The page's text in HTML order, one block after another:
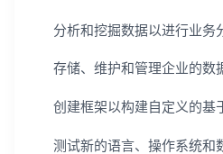
分析和挖掘数据以进行业务
存储、维护和管理企业的数
创建框架以构建自定义的基
测试新的语言、操作系统和